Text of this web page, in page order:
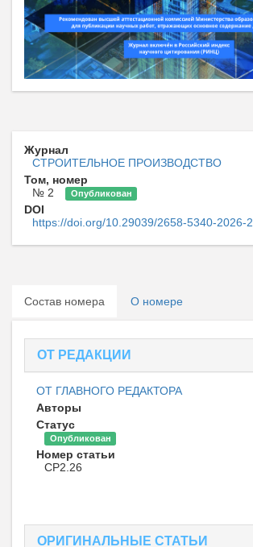
Журнал
СТРОИТЕЛЬНОЕ ПРОИЗВОДСТВО
Том, номер
№ 2
Опубликован
DOI
https://doi.org/10.29039/2658-5340-2026-2
Состав номера О номере
ОТ РЕДАКЦИИ
ОТ ГЛАВНОГО РЕДАКТОРА
Авторы
Статус
Опубликован
Номер статьи
CP2.26
ОРИГИНАЛЬНЫЕ СТАТЬИ